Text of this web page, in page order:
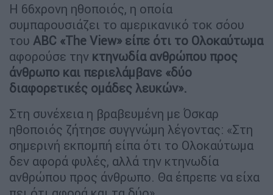
Η 66χρονη ηθοποιός, η οποία
συμπαρουσιάζει το αμερικανικό τοκ σόου
του ABC «The View» είπε ότι το Ολοκαύτωμα
αφορούσε την κτηνωδία ανθρώπου προς
άνθρωπο και περιελάμβανε «δύο
διαφορετικές ομάδες λευκών».
Στη συνέχεια η βραβευμένη με Όσκαρ
ηθοποιός ζήτησε συγγνώμη λέγοντας: «Στη
σημερινή εκπομπή είπα ότι το Ολοκαύτωμα
δεν αφορά φυλές, αλλά την κτηνωδία
ανθρώπου προς άνθρωπο. Θα έπρεπε να είχα